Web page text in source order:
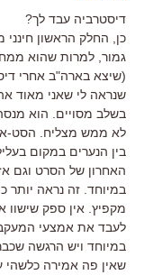
דיסטרביה עבד לך?
כן, החלק הראשון
גמור, למרות שהוא
(שיצא בארה"ב אחרי
שנראה לי שאני מאוד
בשלב מסויים. הוא
לא ממש מצליח. הסט-
בין הנערים במקום
האחרון של הסרט וגם
במיוחד. זה נראה
מקפיץ. אין ספק שישוו
לעבד את אמצעי המעקב
במיוחד ויש הרגשה
שאין פה אמירה כלשהי